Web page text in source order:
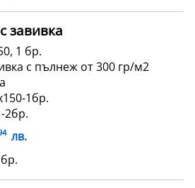
завивка
1 бр.
с пълнеж от 300 гр/м2
1бр.
2бр.
лв.
бр.